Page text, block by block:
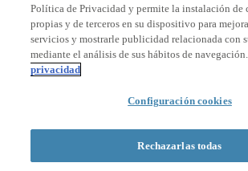
Acreditaciones
© 2026 La Salle Campus Barcelona - URL |
Formulario de búsqueda
Política de Privacidad y permite la instalación de
propias y de terceros en su dispositivo para
servicios y mostrarle publicidad relacionada con
mediante el análisis de sus hábitos de navegación.
privacidad
Configuración cookies
Rechazarlas todas